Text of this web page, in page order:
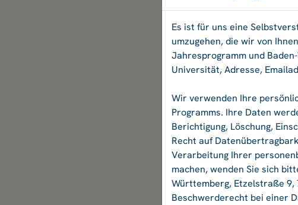
Es ist für uns eine
umzugehen, die wir von
Jahresprogramm und
Universität, Adresse,
Wir verwenden Ihre
Programms. Ihre Daten
Berichtigung, Löschung,
Recht auf
Verarbeitung Ihrer
machen, wenden Sie sich
Württemberg, Etzelstraße 9,
Beschwerderecht bei einer